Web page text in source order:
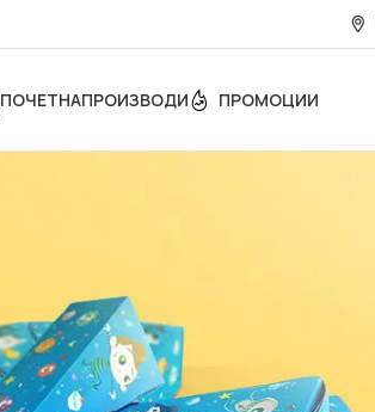
ПОЧЕТНАПРОИЗВОДИ ПРОМОЦИИ